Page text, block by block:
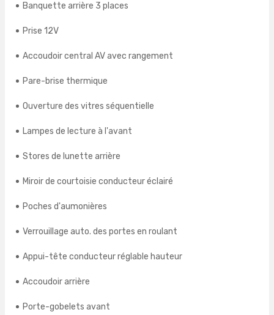
Banquette arrière 3 places
Prise 12V
Accoudoir central AV avec rangement
Pare-brise thermique
Ouverture des vitres séquentielle
Lampes de lecture à l'avant
Stores de lunette arrière
Miroir de courtoisie conducteur éclairé
Poches d'aumonières
Verrouillage auto. des portes en roulant
Appui-tête conducteur réglable hauteur
Accoudoir arrière
Porte-gobelets avant